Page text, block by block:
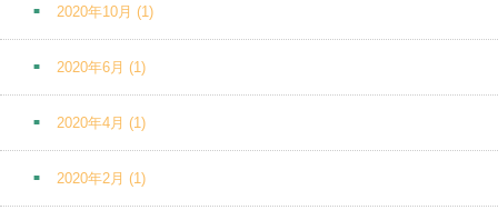
2020年10月 (1)
2020年6月 (1)
2020年4月 (1)
2020年2月 (1)